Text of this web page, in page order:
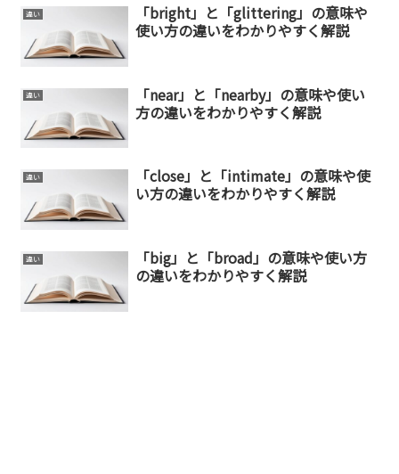
違い
「bright」と「glittering」の意味や
使い方の違いをわかりやすく解説
違い
「near」と「nearby」の意味や使い
方の違いをわかりやすく解説
違い
「close」と「intimate」の意味や使
い方の違いをわかりやすく解説
違い
「big」と「broad」の意味や使い方
の違いをわかりやすく解説